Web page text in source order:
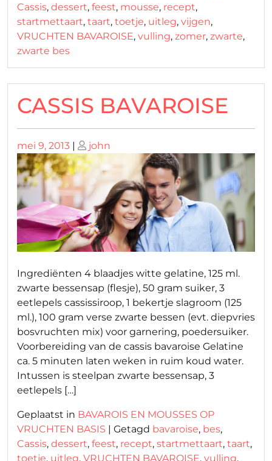
Cassis, dessert, feest, mousse, recept,
startmettaart, taart, toetje, uitleg, vijgen,
VRUCHTEN BAVAROISE, vulling, zomer, zwarte,
zwarte bes
CASSIS BAVAROISE
Geplaatst
op
mei 9, 2013 | Geplaatst
op
john
Ingrediënten 4 blaadjes witte gelatine, 125 ml.
zwarte bessensap (flesje), 50 gram suiker, 3
eetlepels cassissiroop, 1 bekertje slagroom (125
ml.), 100 gram verse zwarte bessen (evt. diepvries
bosvruchten mix) voor garnering, poedersuiker.
Voorbereiding van de cassis bavaroise Gelatine
ca. 5 minuten laten weken in ruim koud water.
Intussen is steelpan zwarte bessensap, 3
eetlepels […]
Geplaatst in BAVAROIS EN MOUSSES OP
VRUCHTEN BASIS | Getagd bavaroise, bes,
Cassis, dessert, feest, recept, startmettaart, taart,
toetje, uitleg, VRUCHTEN BAVAROISE, vulling,